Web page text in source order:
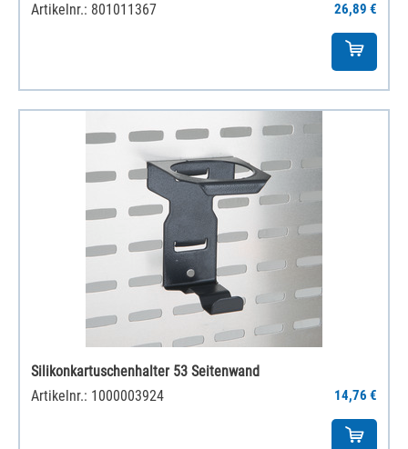
Artikelnr.: 801011367
26,89 €
Silikonkartuschenhalter 53 Seitenwand
Artikelnr.: 1000003924
14,76 €